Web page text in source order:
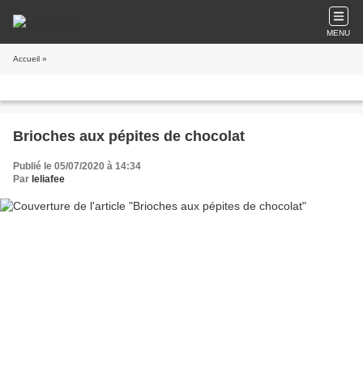
MENU
Accueil »
Brioches aux pépites de chocolat
Publié le 05/07/2020 à 14:34
Par leliafee